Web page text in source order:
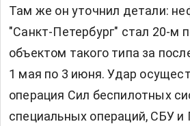
Там же он уточнил детали:
"Санкт-Петербург" стал 20-м
объектом такого типа за
1 мая по 3 июня. Удар
операция Сил беспилотных
специальных операций, СБУ и